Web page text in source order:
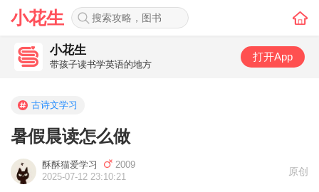
小花生
小花生
带孩子读书学英语的地方
打开App
古诗文学习
暑假晨读怎么做
酥酥猫爱学习
2009
2025-07-12 23:10:21
原创